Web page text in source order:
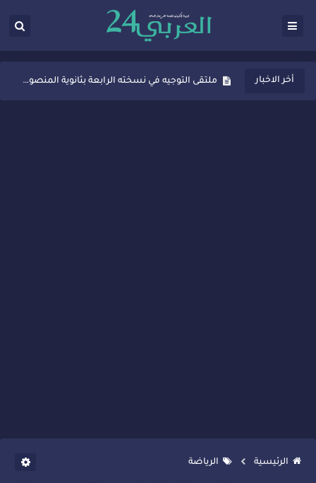
أخر الاخبار
ثانوية المنصور الذهبي بسيدي قاسم تُعزّز ثقافة التوجيه المدرسي بمبادرة نوعية تجمع بين التفاعل والتكريم
ملتقى التوجيه في نسخته الرابعة بثانوية المنصور الذهبي بسيدي قاسم
الرئيسية الرياضة